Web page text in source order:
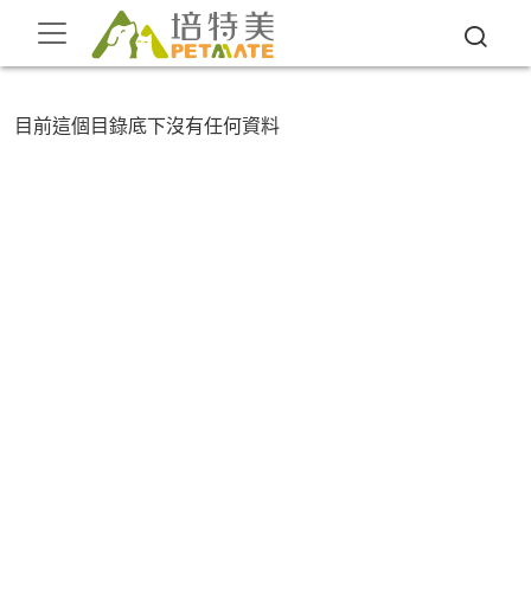
目前這個目錄底下沒有任何資料